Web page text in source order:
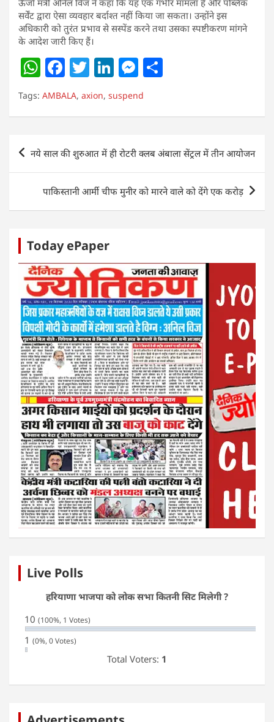
सर्वेंट द्वारा ऐसा व्यवहार बर्दाश्त नहीं किया जा सकता। उन्होंने इस
अधिकारी को तुरंत प्रभाव से सस्पेंड करने तथा उसका स्पष्टीकरण मांगने
के आदेश जारी किए हैं।
W
h
at
s
A
p
p
F
a
c
e
b
o
o
k
T
w
itt
er
Li
n
k
e
dI
n
M
e
ss
e
n
g
er
e
Tags: AMBALA, axion, suspend
Post
navigation
नये साल की शुरुआत में ही रोटरी क्लब अंबाला सेंट्रल में तीन आयोजन
पाकिस्तानी आर्मी चीफ मुनीर को मारने वाले को देंगे एक करोड़
Today ePaper
Live Polls
हरियाणा भाजपा को लोक सभा कितनी सिट मिलेगी ?
10 (100%, 1 Votes)
1 (0%, 0 Votes)
Total Voters: 1